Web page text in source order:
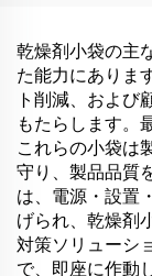
乾燥剤小袋の主
た能力にありま
ト削減、および
もたらします。
これらの小袋は
守り、製品品質
は、電源・設置
げられ、乾燥剤
対策ソリューシ
で、即座に作動